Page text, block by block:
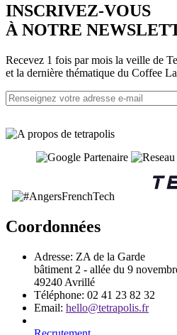
INSCRIVEZ-VOUS
À NOTRE
Recevez 1 fois par mois la veille de
et la dernière thématique du Coffee
Coordonnées
Adresse: ZA de la Garde
bâtiment 2 - allée du 9
49240 Avrillé
Téléphone: 02 41 23 82 32
Email: hello@tetrapolis.fr